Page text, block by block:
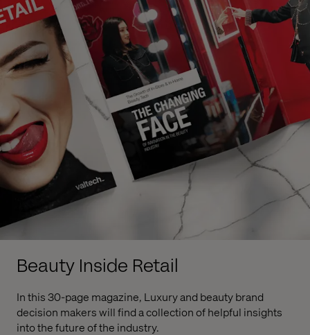
Beauty Inside Retail
In this 30-page magazine, Luxury and beauty brand
decision makers will find a collection of helpful insights
into the future of the industry.